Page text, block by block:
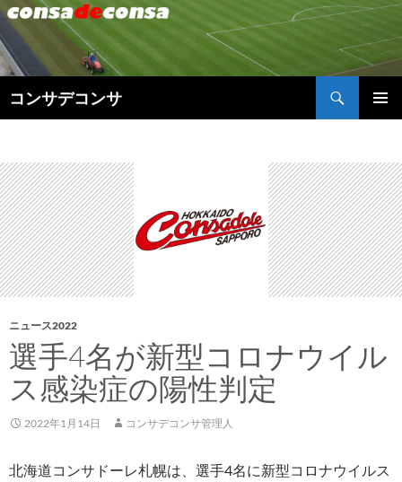
コンサデコンサ
索
ン
ツ
へ
ス
キ
ッ
プ
ニュース2022
選手4名が新型コロナウイル
ス感染症の陽性判定
2022年1月14日 コンサデコンサ管理人
北海道コンサドーレ札幌は、選手4名に新型コロナウイルス